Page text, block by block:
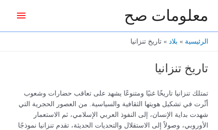
معلومات صح
الرئيسية بلاد تاريخ تنزانيا
تاريخ تنزانيا
تمتلك تنزانيا تاريخًا غنيًا ومتنوعًا يشهد على تعاقب حضارات وشعوب
أثّرت في تشكيل هويتها الثقافية والسياسية. من العصور الحجرية التي
شهدت بداية الإنسان، إلى النفوذ العربي الإسلامي، ثم الاستعمار
الأوروبي، وصولاً إلى الاستقلال والتحديات الحديثة، تقدم تنزانيا نموذجًا